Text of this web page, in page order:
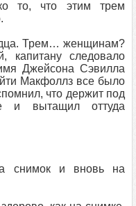
то, что этим трем
Трем… женщинам?
следовало
Джейсона Сэвилла
Макфоллз все было
что держит под
и вытащил оттуда
снимок и вновь на